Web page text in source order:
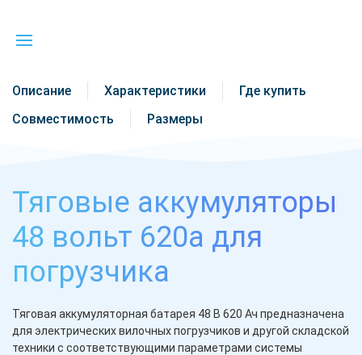
Описание Характеристики
Где купить
Совместимость
Размеры
Тяговые аккумуляторы
48 вольт 620а для
погрузчика
Тяговая аккумуляторная батарея 48 В 620 Ач предназначена
для электрических вилочных погрузчиков и другой складской
техники с соответствующими параметрами системы